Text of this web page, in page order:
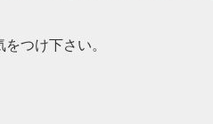
つけ下さい。